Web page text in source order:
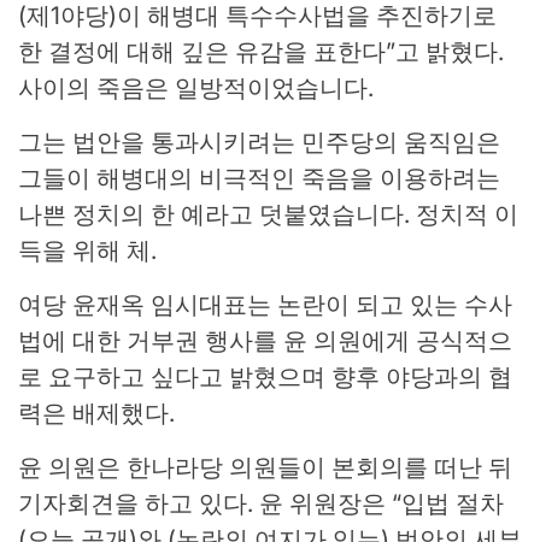
(제1야당)이 해병대 특수수사법을 추진하기로
한 결정에 대해 깊은 유감을 표한다”고 밝혔다.
사이의 죽음은 일방적이었습니다.
그는 법안을 통과시키려는 민주당의 움직임은
그들이 해병대의 비극적인 죽음을 이용하려는
나쁜 정치의 한 예라고 덧붙였습니다. 정치적 이
득을 위해 체.
여당 윤재옥 임시대표는 논란이 되고 있는 수사
법에 대한 거부권 행사를 윤 의원에게 공식적으
로 요구하고 싶다고 밝혔으며 향후 야당과의 협
력은 배제했다.
윤 의원은 한나라당 의원들이 본회의를 떠난 뒤
기자회견을 하고 있다. 윤 위원장은 “입법 절차